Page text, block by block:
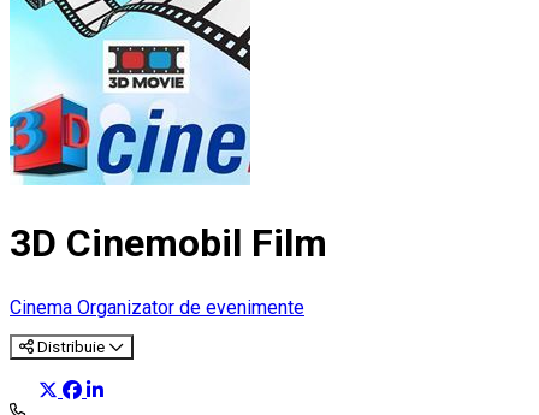
3D Cinemobil Film
Cinema Organizator de evenimente
Distribuie